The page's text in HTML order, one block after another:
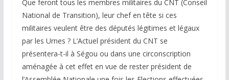
Que feront tous les membres militaires du CNT (Conseil
National de Transition), leur chef en tête si ces
militaires veulent être des députés légitimes et légaux
par les Urnes ? L’Actuel président du CNT se
présentera-t-il à Ségou ou dans une circonscription
aménagée à cet effet en vue de rester président de